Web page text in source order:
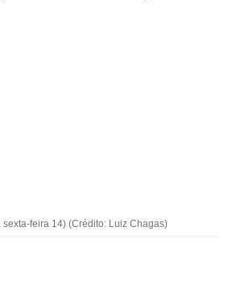
feira 14) (Crédito: Luiz Chagas)